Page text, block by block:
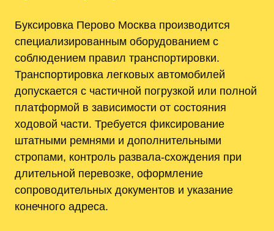
Буксировка Перово Москва производится
специализированным оборудованием с
соблюдением правил транспортировки.
Транспортировка легковых автомобилей
допускается с частичной погрузкой или полной
платформой в зависимости от состояния
ходовой части. Требуется фиксирование
штатными ремнями и дополнительными
стропами, контроль развала-схождения при
длительной перевозке, оформление
сопроводительных документов и указание
конечного адреса.